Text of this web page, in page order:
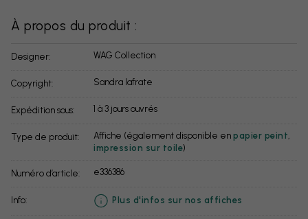
À propos du produit :
Designer: WAG Collection
Copyright: Sandra Iafrate
Expédition sous: 1 à 3 jours ouvrés
Type de produit: Affiche (également disponible en papier peint
impression sur toile)
Numéro d’article: e336386
info: Plus d'infos sur nos affiches